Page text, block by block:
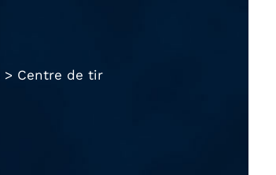
> Centre de tir